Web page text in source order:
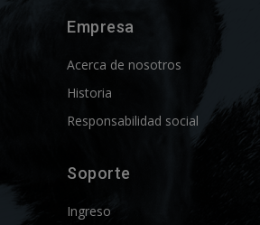
Empresa
Acerca de nosotros
Historia
Responsabilidad social
Soporte
Ingreso